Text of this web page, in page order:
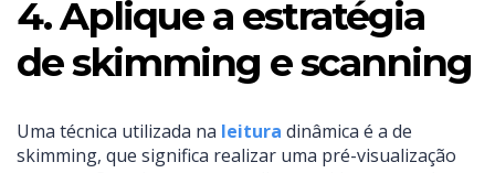
4. Aplique a estratégia
de skimming e scanning
Uma técnica utilizada na leitura dinâmica é a de
skimming, que significa realizar uma pré-visualização